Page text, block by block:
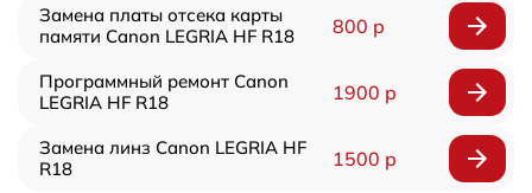
Замена платы отсека карты
памяти Canon LEGRIA HF R18
800 р
Программный ремонт Canon
LEGRIA HF R18
1900 р
Замена линз Canon LEGRIA HF
R18
1500 р